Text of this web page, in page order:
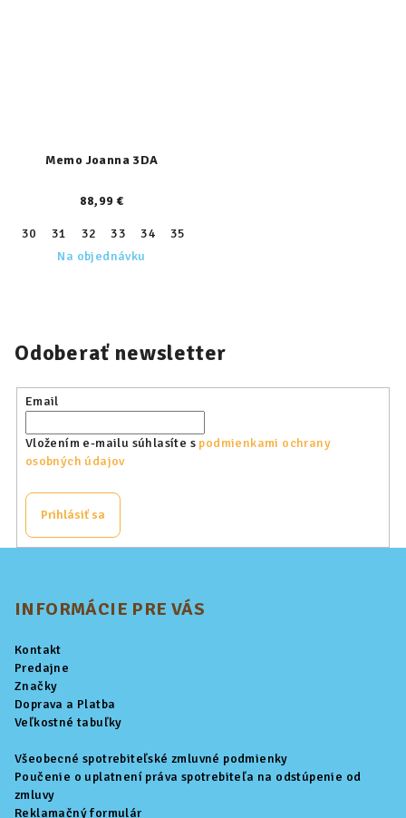
Memo Joanna 3DA
88,99 €
30 31 32 33 34 35
Na objednávku
Odoberať newsletter
Email
Vložením e-mailu súhlasíte s podmienkami ochrany
osobných údajov
Prihlásiť sa
INFORMÁCIE PRE VÁS
Kontakt
Predajne
Značky
Doprava a Platba
Veľkostné tabuľky
Všeobecné spotrebiteľské zmluvné podmienky
Poučenie o uplatnení práva spotrebiteľa na odstúpenie od
zmluvy
Reklamačný formulár